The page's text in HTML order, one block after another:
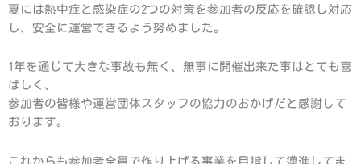
夏には熱中症と感染症の2つの対策を参加者の反応を確認し対応
し、安全に運営できるよう努めました。
1年を通じて大きな事故も無く、無事に開催出来た事はとても喜
ばしく、
参加者の皆様や運営団体スタッフの協力のおかげだと感謝して
おります。
これからも参加者全員で作り上げる事業を目指して邁進してま